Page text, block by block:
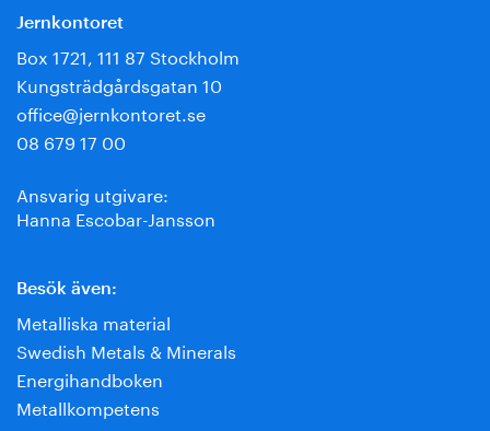
Jernkontoret
Box 1721, 111 87 Stockholm
Kungsträdgårdsgatan 10
office@jernkontoret.se
08 679 17 00
Ansvarig utgivare:
Hanna Escobar-Jansson
Besök även:
Metalliska material
Swedish Metals & Minerals
Energihandboken
Metallkompetens